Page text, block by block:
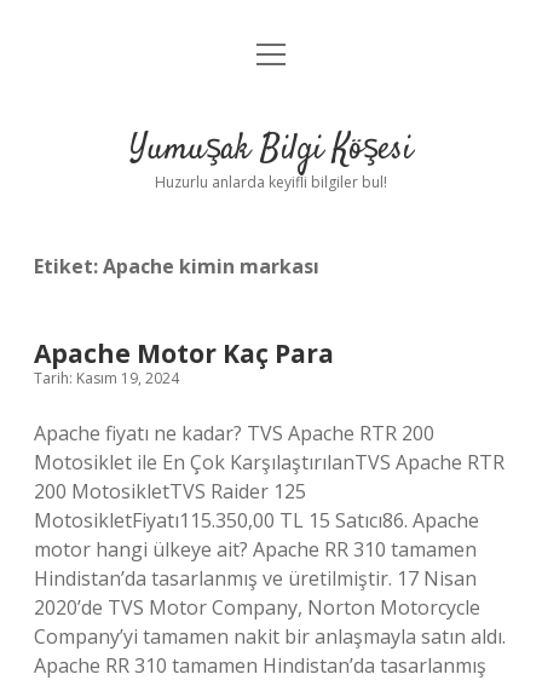
Anasayfa
Yasal Uyarı
menüyü
Yumuşak Bilgi Köşesi
Huzurlu anlarda keyifli bilgiler bul!
Etiket:Apache kimin markası
Apache Motor Kaç Para
Tarih: Kasım 19, 2024
Apache fiyatı ne kadar? TVS Apache RTR 200
Motosiklet ile En Çok KarşılaştırılanTVS Apache RTR
200 MotosikletTVS Raider 125
MotosikletFiyatı115.350,00 TL 15 Satıcı86. Apache
motor hangi ülkeye ait? Apache RR 310 tamamen
Hindistan’da tasarlanmış ve üretilmiştir. 17 Nisan
2020’de TVS Motor Company, Norton Motorcycle
Company’yi tamamen nakit bir anlaşmayla satın aldı.
Apache RR 310 tamamen Hindistan’da tasarlanmış